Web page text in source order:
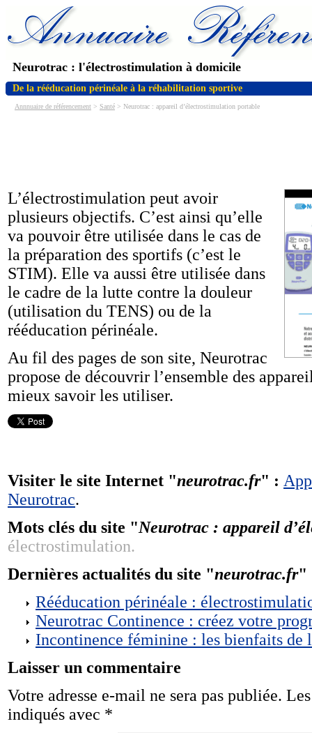
Neurotrac : l'électrostimulation à domicile
De la rééducation périnéale à la réhabilitation sportive
Annnuaire de référencement > Santé > Neurotrac : appareil d’électrostimulation portable
L’électrostimulation peut avoir
plusieurs objectifs. C’est ainsi qu’elle
va pouvoir être utilisée dans le cas de
la préparation des sportifs (c’est le
STIM). Elle va aussi être utilisée dans
le cadre de la lutte contre la douleur
(utilisation du TENS) ou de la
rééducation périnéale.
Au fil des pages de son site, Neurotrac
propose de découvrir l’ensemble des
mieux savoir les utiliser.
Visiter le site Internet "neurotrac.fr" :
Neurotrac.
Mots clés du site "Neurotrac : appareil
électrostimulation.
Dernières actualités du site "neurotrac.fr"
Rééducation périnéale :
Neurotrac Continence : créez votre
Incontinence féminine : les bienfaits de
Laisser un commentaire
Votre adresse e-mail ne sera pas publiée.
indiqués avec *